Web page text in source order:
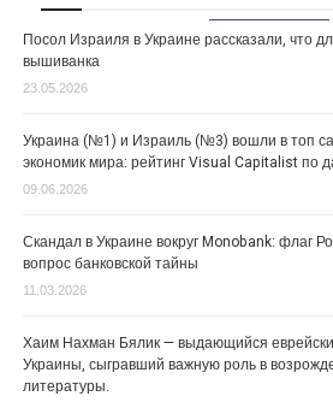
Посол Израиля в Украине рассказали, что
вышиванка
23.05.2026
Украина (№1) и Израиль (№3) вошли в топ
экономик мира: рейтинг Visual Capitalist по
09.06.2026
Скандал в Украине вокруг Monobank: флаг
вопрос банковской тайны
11.03.2026
Хаим Нахман Бялик — выдающийся
Украины, сыгравший важную роль в
литературы.